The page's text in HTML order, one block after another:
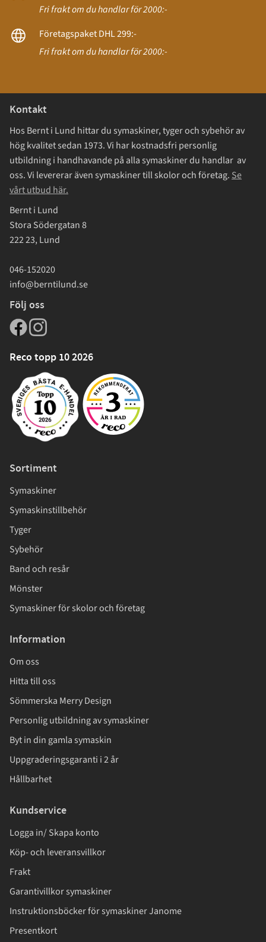
Fri frakt om du handlar för 2000:-
Företagspaket DHL 299:-
Fri frakt om du handlar för 2000:-
Kontakt
Hos Bernt i Lund hittar du symaskiner, tyger och sybehör av
hög kvalitet sedan 1973. Vi har kostnadsfri personlig
utbildning i handhavande på alla symaskiner du handlar av
oss. Vi levererar även symaskiner till skolor och företag. Se
vårt utbud här.
Bernt i Lund
Stora Södergatan 8
222 23, Lund
046-152020
info@berntilund.se
Följ oss
Reco topp 10 2026
Sortiment
Symaskiner
Symaskinstillbehör
Tyger
Sybehör
Band och resår
Mönster
Symaskiner för skolor och företag
Information
Om oss
Hitta till oss
Sömmerska Merry Design
Personlig utbildning av symaskiner
Byt in din gamla symaskin
Uppgraderingsgaranti i 2 år
Hållbarhet
Kundservice
Logga in/ Skapa konto
Köp- och leveransvillkor
Frakt
Garantivillkor symaskiner
Instruktionsböcker för symaskiner Janome
Presentkort